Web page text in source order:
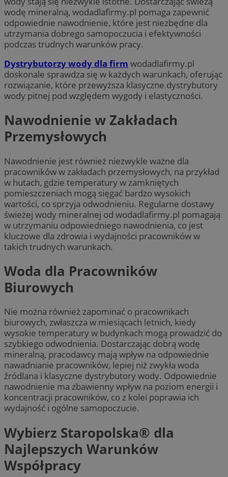
wodę mineralną, wodadlafirmy.pl pomaga zapewnić
odpowiednie nawodnienie, które jest niezbędne dla
utrzymania dobrego samopoczucia i efektywności
podczas trudnych warunków pracy.
Dystrybutorzy wody dla firm wodadlafirmy.pl
doskonale sprawdza się w każdych warunkach, oferując
rozwiązanie, które przewyższa klasyczne dystrybutory
wody pitnej pod względem wygody i elastyczności.
Nawodnienie w Zakładach
Przemysłowych
Nawodnienie jest również niezwykle ważne dla
pracowników w zakładach przemysłowych, na przykład
w hutach, gdzie temperatury w zamkniętych
pomieszczeniach mogą sięgać bardzo wysokich
wartości, co sprzyja odwodnieniu. Regularne dostawy
świeżej wody mineralnej od wodadlafirmy.pl pomagają
w utrzymaniu odpowiedniego nawodnienia, co jest
kluczowe dla zdrowia i wydajności pracowników w
takich trudnych warunkach.
Woda dla Pracowników
Biurowych
Nie można również zapominać o pracownikach
biurowych, zwłaszcza w miesiącach letnich, kiedy
wysokie temperatury w budynkach mogą prowadzić do
szybkiego odwodnienia. Dostarczając dobrą wodę
mineralną, pracodawcy mają wpływ na odpowiednie
nawadnianie pracowników, lepiej niż zwykła woda
źródlana i klasyczne dystrybutory wody. Odpowiednie
nawodnienie ma zbawienny wpływ na poziom energii i
koncentracji pracowników, co z kolei poprawia ich
wydajność i ogólne samopoczucie.
Wybierz Staropolska® dla
Najlepszych Warunków
Współpracy